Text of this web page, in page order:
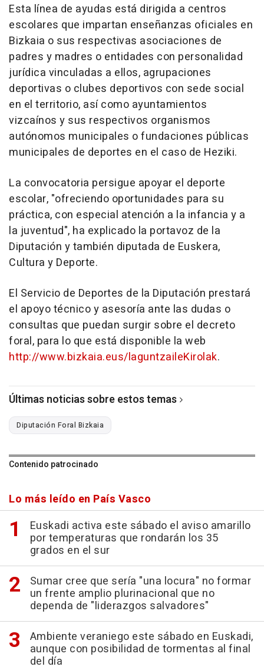
Esta línea de ayudas está dirigida a centros
escolares que impartan enseñanzas oficiales en
Bizkaia o sus respectivas asociaciones de
padres y madres o entidades con personalidad
jurídica vinculadas a ellos, agrupaciones
deportivas o clubes deportivos con sede social
en el territorio, así como ayuntamientos
vizcaínos y sus respectivos organismos
autónomos municipales o fundaciones públicas
municipales de deportes en el caso de Heziki.
La convocatoria persigue apoyar el deporte
escolar, "ofreciendo oportunidades para su
práctica, con especial atención a la infancia y a
la juventud", ha explicado la portavoz de la
Diputación y también diputada de Euskera,
Cultura y Deporte.
El Servicio de Deportes de la Diputación prestará
el apoyo técnico y asesoría ante las dudas o
consultas que puedan surgir sobre el decreto
foral, para lo que está disponible la web
http://www.bizkaia.eus/laguntzaileKirolak.
Últimas noticias sobre estos temas
Diputación Foral Bizkaia
Contenido patrocinado
Lo más leído en País Vasco
Euskadi activa este sábado el aviso amarillo
por temperaturas que rondarán los 35
grados en el sur
Sumar cree que sería "una locura" no formar
un frente amplio plurinacional que no
dependa de "liderazgos salvadores"
Ambiente veraniego este sábado en Euskadi,
aunque con posibilidad de tormentas al final
del día